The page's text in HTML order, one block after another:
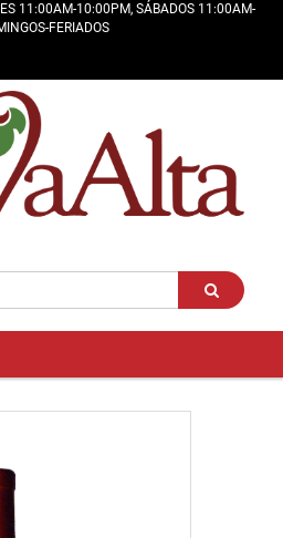
11:00AM-10:00PM, SÁBADOS 11:00AM-
FERIADOS